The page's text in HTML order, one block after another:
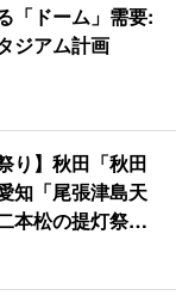
「ドーム」需要:
ジアム計画
り】秋田「秋田
知「尾張津島天
本松の提灯祭
灯火が夜空を照